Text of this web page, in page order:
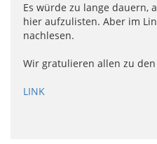
Es würde zu lange dauern,
hier aufzulisten. Aber im
nachlesen.
Wir gratulieren allen zu
LINK